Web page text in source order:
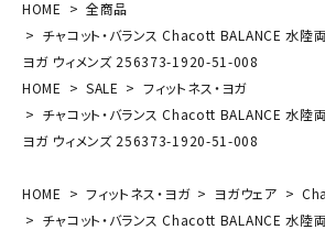
HOME
全商品
チャコット・バランス Chacott BALANCE 水陸
ヨガ ウィメンズ 256373-1920-51-008
HOME
SALE
フィットネス・ヨガ
チャコット・バランス Chacott BALANCE 水陸
ヨガ ウィメンズ 256373-1920-51-008
HOME フィットネス・ヨガ ヨガウェア
チャコット・バランス Chacott BALANCE 水陸